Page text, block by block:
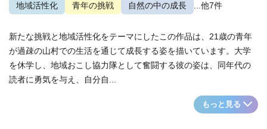
地域活性化 青年の挑戦 自然の中の成長 ...他7件
新たな挑戦と地域活性化をテーマにしたこの作品は、21歳の青年
が過疎の山村での生活を通じて成長する姿を描いています。大学
を休学し、地域おこし協力隊として奮闘する彼の姿は、同年代の
読者に勇気を与え、自分自...
もっと見る